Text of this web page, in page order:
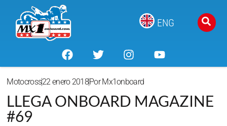
ENG
Motocross22 enero 2018PorMx1onboard
LLEGA ONBOARD MAGAZINE
#69